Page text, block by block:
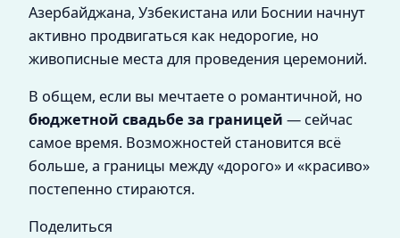
Азербайджана, Узбекистана или Боснии начнут
активно продвигаться как недорогие, но
живописные места для проведения церемоний.
В общем, если вы мечтаете о романтичной, но
бюджетной свадьбе за границей — сейчас
самое время. Возможностей становится всё
больше, а границы между «дорого» и «красиво»
постепенно стираются.
Поделиться